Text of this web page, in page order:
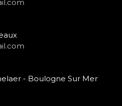
- Boulogne Sur Mer